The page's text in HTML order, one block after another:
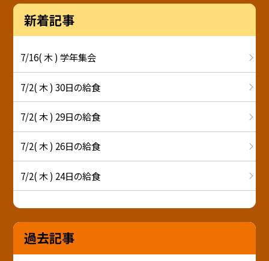
新着記事
7/16( 木 ) 学年集会
7/2( 木 ) 30日の給食
7/2( 木 ) 29日の給食
7/2( 木 ) 26日の給食
7/2( 木 ) 24日の給食
過去記事